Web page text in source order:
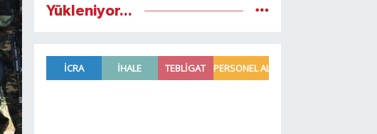
Yükleniyor...